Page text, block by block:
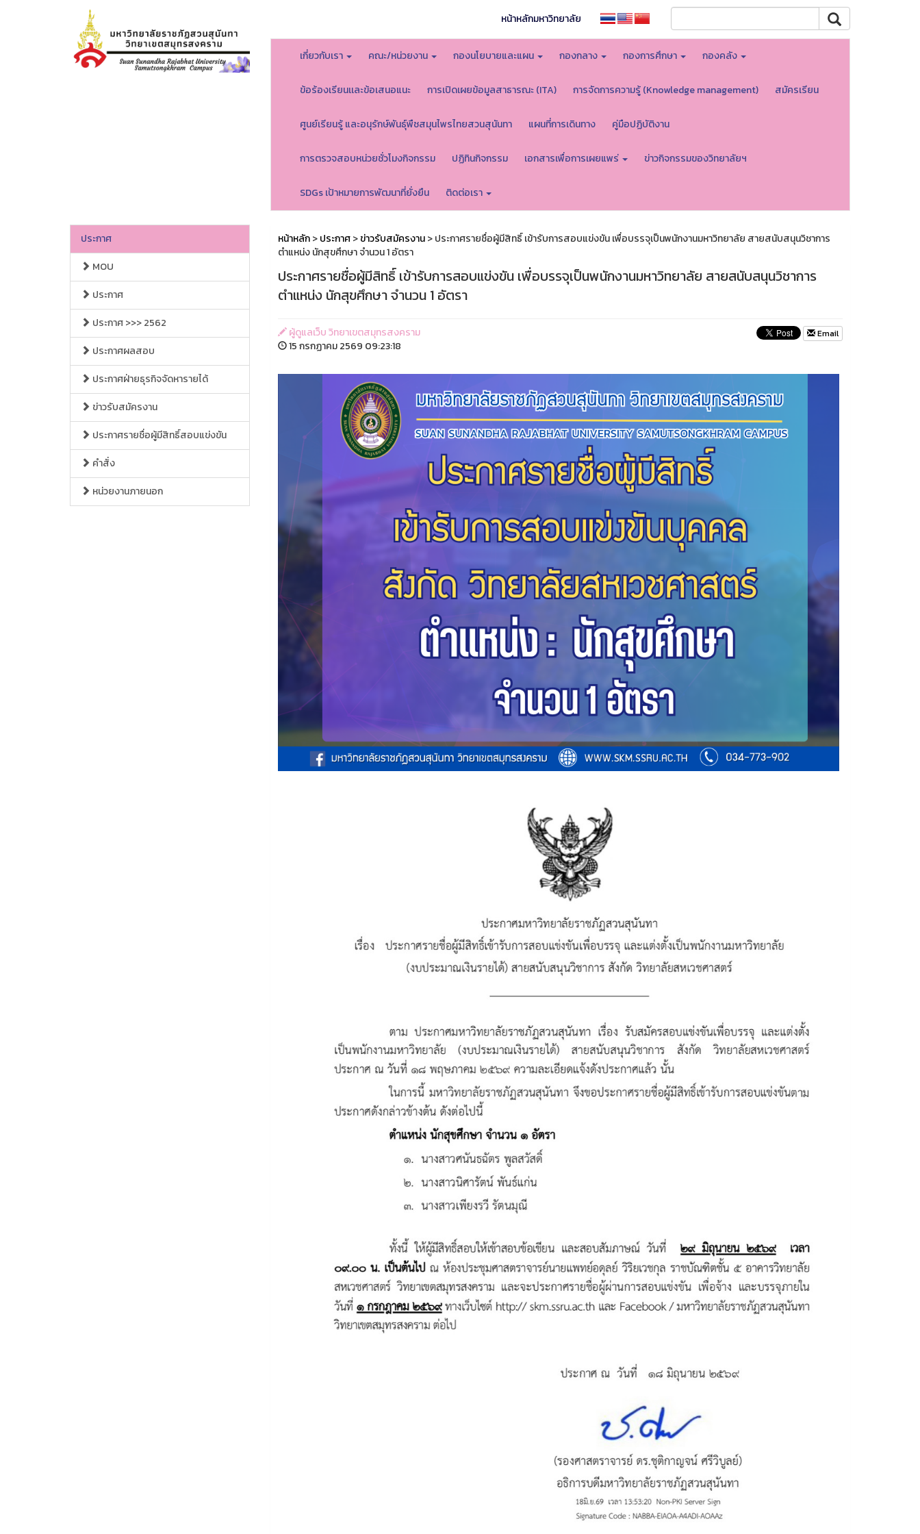
หน้าหลักมหาวิทยาลัย
เกี่ยวกับเรา คณะ/หน่วยงาน กองนโยบายและแผน กองกลาง กองการศึกษา กองคลัง
ข้อร้องเรียนเเละข้อเสนอแนะ การเปิดเผยข้อมูลสาธารณะ (ITA) การจัดการความรู้ (Knowledge management) สมัครเรียน
ศูนย์เรียนรู้ และอนุรักษ์พันธุ์พืชสมุนไพรไทยสวนสุนันทา แผนที่การเดินทาง คู่มือปฏิบัติงาน
การตรวจสอบหน่วยชั่วโมงกิจกรรม ปฏิทินกิจกรรม เอกสารเพื่อการเผยแพร่ ข่าวกิจกรรมของวิทยาลัยฯ
SDGs เป้าหมายการพัฒนาที่ยั่งยืน ติดต่อเรา
ประกาศ
MOU
ประกาศ
ประกาศ >>> 2562
ประกาศผลสอบ
ประกาศฝ่ายธุรกิจจัดหารายได้
ข่าวรับสมัครงาน
ประกาศรายชื่อผู้มีสิทธิ์สอบแข่งขัน
คำสั่ง
หน่วยงานภายนอก
หน้าหลัก>ประกาศ>ข่าวรับสมัครงาน> ประกาศรายชื่อผู้มีสิทธิ์ เข้ารับการสอบแข่งขัน เพื่อบรรจุเป็นพนักงานมหาวิทยาลัย สายสนับสนุนวิชาการ
ตำแหน่ง นักสุขศึกษา จำนวน 1 อัตรา
ประกาศรายชื่อผู้มีสิทธิ์ เข้ารับการสอบแข่งขัน เพื่อบรรจุเป็นพนักงานมหาวิทยาลัย สายสนับสนุนวิชาการ
ตำแหน่ง นักสุขศึกษา จำนวน 1 อัตรา
ผู้ดูแลเว็บ วิทยาเขตสมุทรสงคราม
15 กรกฏาคม 2569 09:23:18
Email